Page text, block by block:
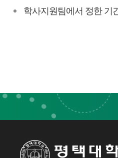
학사지원팀에서 정한 기